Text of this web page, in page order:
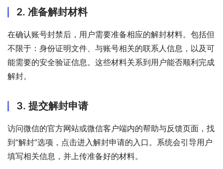
2. 准备解封材料
在确认账号封禁后，用户需要准备相应的解封材料。包括但
不限于：身份证明文件、与账号相关的联系人信息，以及可
能需要的安全验证信息。这些材料关系到用户能否顺利完成
解封。
3. 提交解封申请
访问微信的官方网站或微信客户端内的帮助与反馈页面，找
到“解封”选项，点击进入解封申请的入口。系统会引导用户
填写相关信息，并上传准备好的材料。